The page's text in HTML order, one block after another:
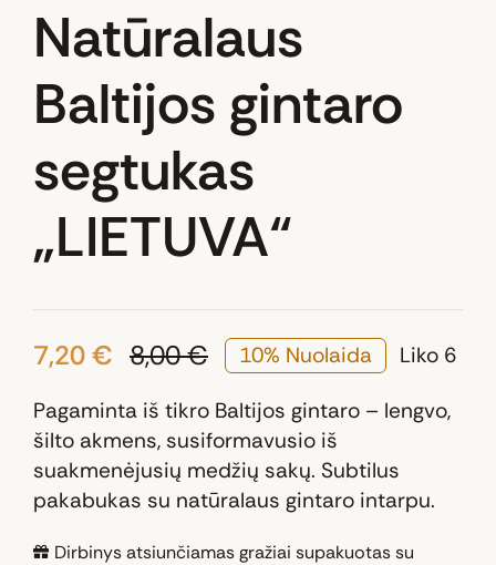
Natūralaus
Baltijos gintaro
segtukas
„LIETUVA“
8,00€Original
price
was:
8,00 €.
7,20€
Current
price
is:
7,20 €.
10% Nuolaida
Liko 6
Pagaminta iš tikro Baltijos gintaro – lengvo,
šilto akmens, susiformavusio iš
suakmenėjusių medžių sakų. Subtilus
pakabukas su natūralaus gintaro intarpu.
Dirbinys atsiunčiamas gražiai supakuotas su